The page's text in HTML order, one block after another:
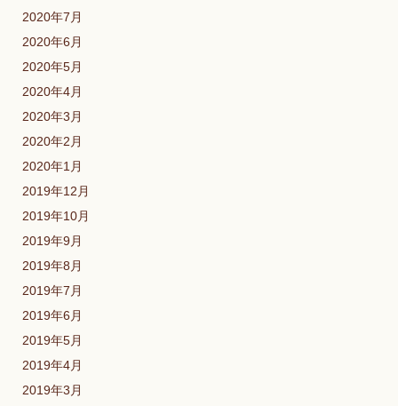
2020年7月
2020年6月
2020年5月
2020年4月
2020年3月
2020年2月
2020年1月
2019年12月
2019年10月
2019年9月
2019年8月
2019年7月
2019年6月
2019年5月
2019年4月
2019年3月